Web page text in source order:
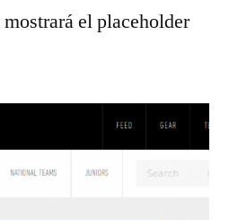
el placeholder